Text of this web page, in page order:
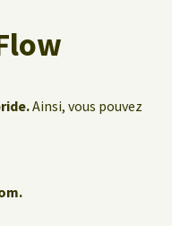
Ainsi, vous pouvez